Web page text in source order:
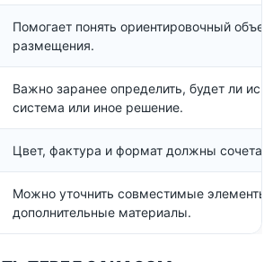
Помогает понять ориентировочный
размещения.
Важно заранее определить, будет ли
система или иное решение.
Цвет, фактура и формат должны
Можно уточнить совместимые
дополнительные материалы.